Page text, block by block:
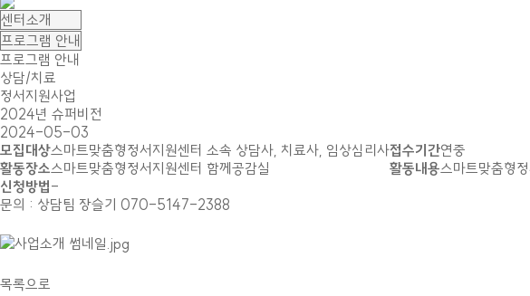
프로그램 안내
상담/치료
정서지원사업
2024년 슈퍼비전
2024-05-03
모집대상스마트맞춤형정서지원센터 소속 상담사, 치료사, 임상심리사접수기간연중
활동장소스마트맞춤형정서지원센터 함께공감실 활동내용스마트맞춤형
신청방법-
문의 : 상담팀 장슬기 070-5147-2388
목록으로